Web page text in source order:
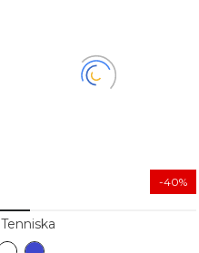
Tenniska
-40%